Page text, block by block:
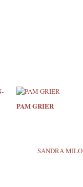
PAM GRIER
SANDRA MILO